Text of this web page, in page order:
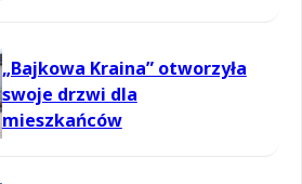
„Bajkowa Kraina” otworzyła
swoje drzwi dla
mieszkańców